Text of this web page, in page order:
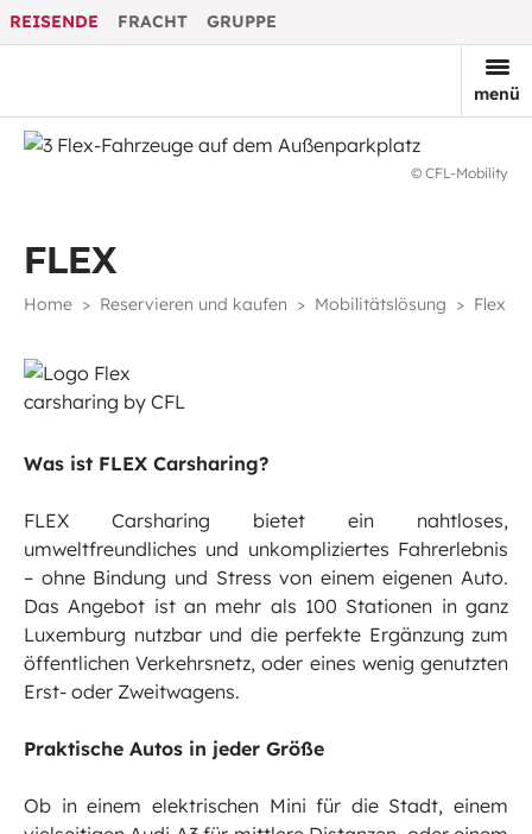
REISENDE FRACHT GRUPPE
menü
© CFL-Mobility
FLEX
Home Reservieren und kaufen Mobilitätslösung Flex
Was ist FLEX Carsharing?
FLEX Carsharing bietet ein nahtloses,
umweltfreundliches und unkompliziertes Fahrerlebnis
– ohne Bindung und Stress von einem eigenen Auto.
Das Angebot ist an mehr als 100 Stationen in ganz
Luxemburg nutzbar und die perfekte Ergänzung zum
öffentlichen Verkehrsnetz, oder eines wenig genutzten
Erst- oder Zweitwagens.
Praktische Autos in jeder Größe
Ob in einem elektrischen Mini für die Stadt, einem